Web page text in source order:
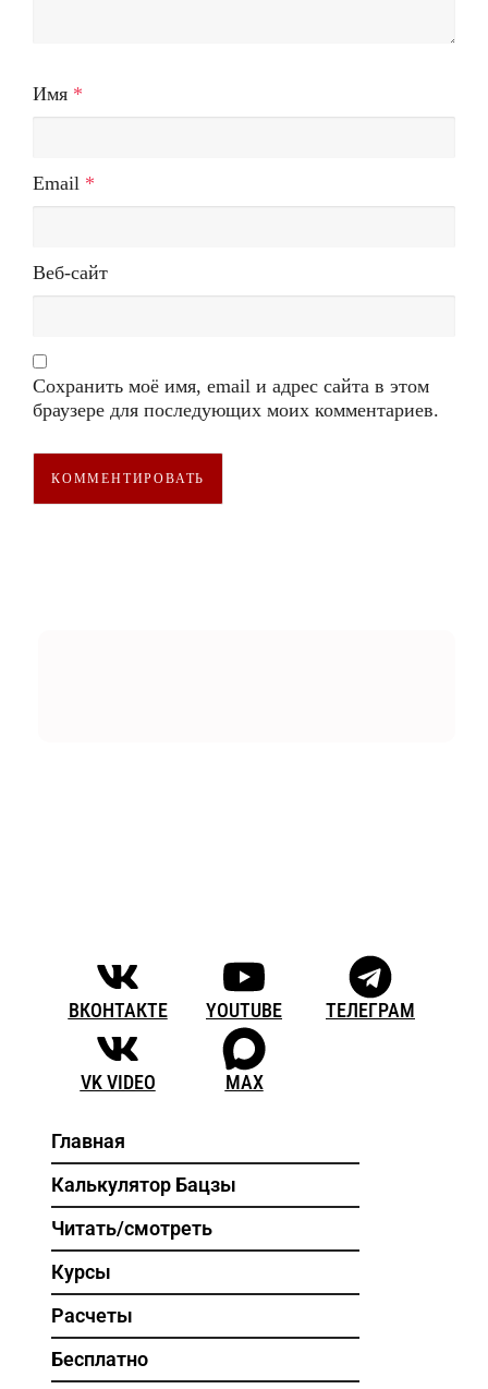
Имя *
Email *
Веб-сайт
Сохранить моё имя, email и адрес сайта в этом
браузере для последующих моих комментариев.
ВКОНТАКТЕ YOUTUBE ТЕЛЕГРАМ
VK VIDEO MAX
Главная
Калькулятор Бацзы
Читать/смотреть
Курсы
Расчеты
Бесплатно